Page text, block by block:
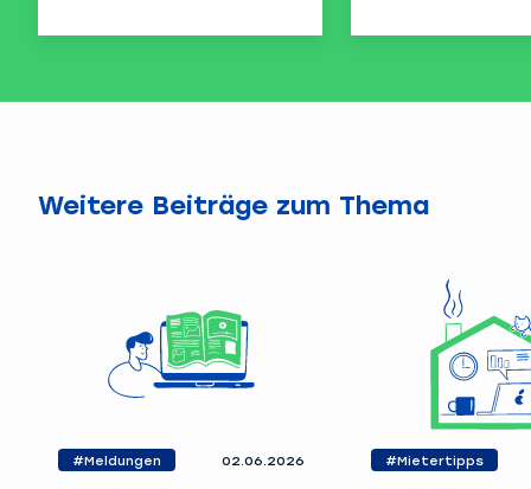
Weitere Beiträge zum Thema
#Meldungen 02.06.2026 #Mietertipps